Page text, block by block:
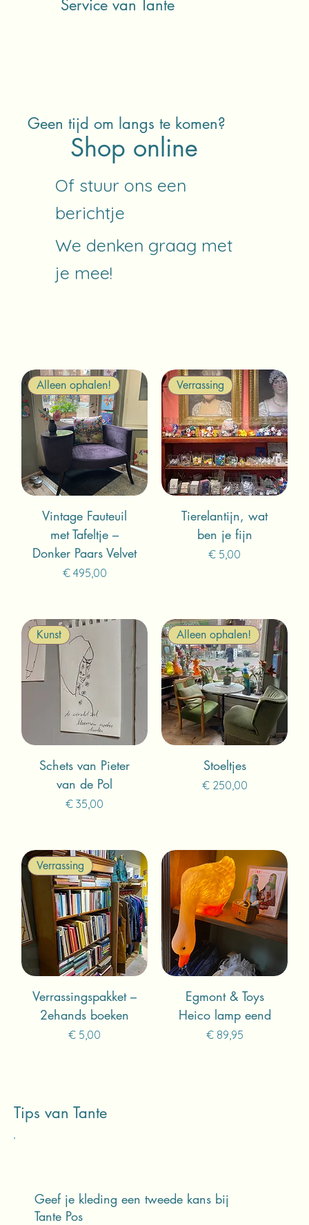
Service van Tante
Geen tijd om langs te komen?
Shop online
Of stuur ons een
berichtje
We denken graag met
je mee!
Alleen ophalen!
Vintage Fauteuil
met Tafeltje –
Donker Paars Velvet
Prijs
€ 495,00
Verrassing
Tierelantijn, wat
ben je fijn
Prijs
€ 5,00
Kunst
Schets van Pieter
van de Pol
Prijs
€ 35,00
Alleen ophalen!
Stoeltjes
Prijs
€ 250,00
Verrassing
Verrassingspakket –
2ehands boeken
Prijs
€ 5,00
Egmont & Toys
Heico lamp eend
Prijs
€ 89,95
Tips van Tante
Geef je kleding een tweede kans bij
Tante Pos